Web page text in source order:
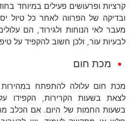
קרציות ופרעושים פעילים במיוחד
ובדיקה של הפרווה לאחר כל טיול
מעבר לאי הנוחות ולגירוד, הם
לבעיות עור, ולכן חשוב להקפיד על
מכת חום
מכת חום עלולה להתפתח במהירות
לצאת בשעות הקרירות, הקפידו
בשעות החמות של היום. אם הכלב